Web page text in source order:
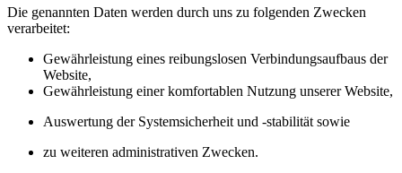
Die genannten Daten werden durch uns zu folgenden Zwecken
verarbeitet:
Gewährleistung eines reibungslosen Verbindungsaufbaus der
Website,
Gewährleistung einer komfortablen Nutzung unserer Website,
Auswertung der Systemsicherheit und -stabilität sowie
zu weiteren administrativen Zwecken.